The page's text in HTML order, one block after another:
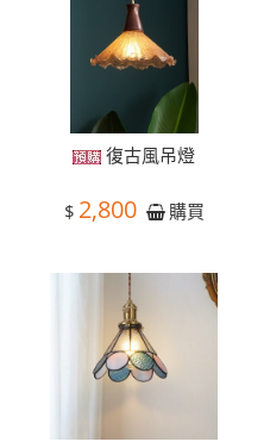
復古風吊燈
$ 2,800 購買